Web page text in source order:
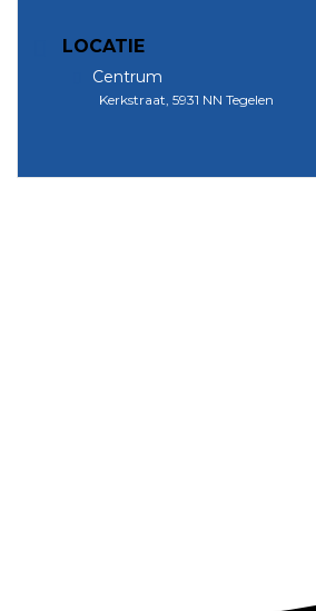
LOCATIE
Centrum
Kerkstraat, 5931 NN Tegelen